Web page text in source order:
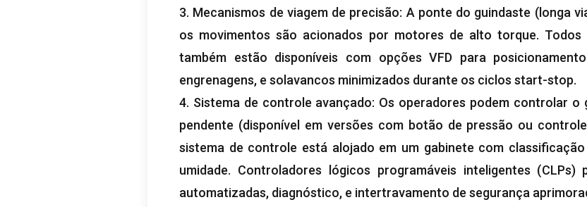
3. Mecanismos de viagem de precisão: A ponte do guindaste (longa
os movimentos são acionados por motores de alto torque. Todos
também estão disponíveis com opções VFD para
engrenagens, e solavancos minimizados durante os ciclos start-stop.
4. Sistema de controle avançado: Os operadores podem controlar o
pendente (disponível em versões com botão de pressão ou
sistema de controle está alojado em um gabinete com
umidade. Controladores lógicos programáveis ​​inteligentes
automatizadas, diagnóstico, e intertravamento de segurança